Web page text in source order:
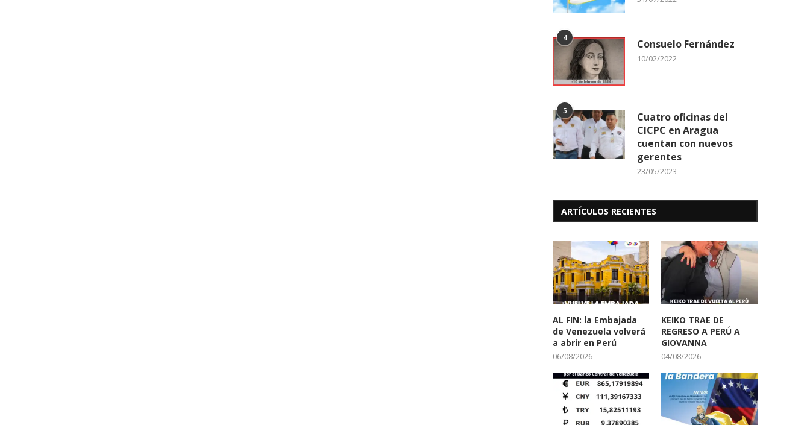
4 Consuelo Fernández
10/02/2022
5
Cuatro oficinas del
CICPC en Aragua
cuentan con nuevos
gerentes
23/05/2023
ARTÍCULOS RECIENTES
AL FIN: la Embajada
de Venezuela volverá
a abrir en Perú
06/08/2026
KEIKO TRAE DE
REGRESO A PERÚ A
GIOVANNA
04/08/2026